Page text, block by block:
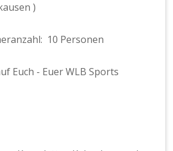
)
10 Personen
Euch - Euer WLB Sports